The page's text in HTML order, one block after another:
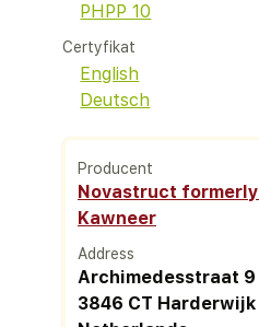
PHPP 10
Certyfikat
English
Deutsch
Producent
Novastruct formerly
Kawneer
Address
Archimedesstraat 9
3846 CT Harderwijk